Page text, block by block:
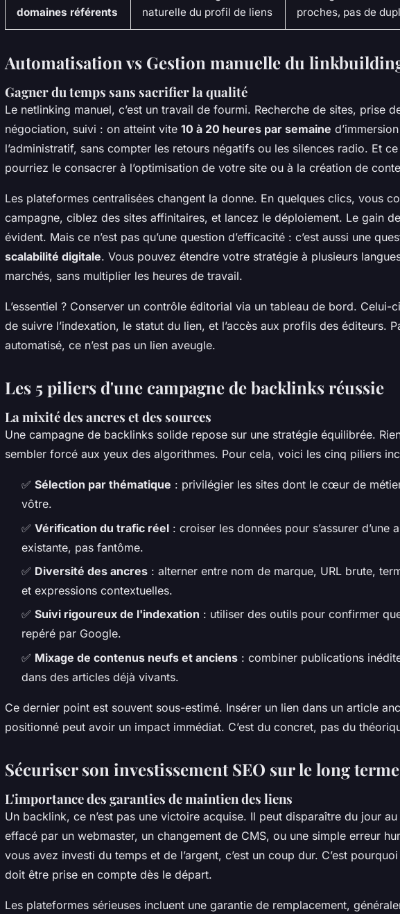
domaines référents
naturelle du profil de liens
proches, pas de
Automatisation vs Gestion manuelle du
Gagner du temps sans sacrifier la qualité
Le netlinking manuel, c’est un travail de fourmi. Recherche de sites, prise
négociation, suivi : on atteint vite 10 à 20 heures par semaine
l’administratif, sans compter les retours négatifs ou les silences radio. Et
pourriez le consacrer à l’optimisation de votre site ou à la création de
Les plateformes centralisées changent la donne. En quelques clics, vous
campagne, ciblez des sites affinitaires, et lancez le déploiement. Le gain
évident. Mais ce n’est pas qu’une question d’efficacité : c’est aussi une
scalabilité digitale. Vous pouvez étendre votre stratégie à plusieurs
marchés, sans multiplier les heures de travail.
L’essentiel ? Conserver un contrôle éditorial via un tableau de bord. Celui-
de suivre l’indexation, le statut du lien, et l’accès aux profils des éditeurs.
automatisé, ce n’est pas un lien aveugle.
Les 5 piliers d'une campagne de backlinks réussie
La mixité des ancres et des sources
Une campagne de backlinks solide repose sur une stratégie équilibrée.
sembler forcé aux yeux des algorithmes. Pour cela, voici les cinq piliers
✅ Sélection par thématique : privilégier les sites dont le cœur de
vôtre.
✅ Vérification du trafic réel : croiser les données pour s’assurer d’une
existante, pas fantôme.
✅ Diversité des ancres : alterner entre nom de marque, URL brute,
et expressions contextuelles.
✅ Suivi rigoureux de l'indexation : utiliser des outils pour confirmer
repéré par Google.
✅ Mixage de contenus neufs et anciens : combiner publications
dans des articles déjà vivants.
Ce dernier point est souvent sous-estimé. Insérer un lien dans un article
positionné peut avoir un impact immédiat. C’est du concret, pas du
Sécuriser son investissement SEO sur le long terme
L'importance des garanties de maintien des liens
Un backlink, ce n’est pas une victoire acquise. Il peut disparaître du jour
effacé par un webmaster, un changement de CMS, ou une simple erreur
vous avez investi du temps et de l’argent, c’est un coup dur. C’est
doit être prise en compte dès le départ.
Les plateformes sérieuses incluent une garantie de remplacement,